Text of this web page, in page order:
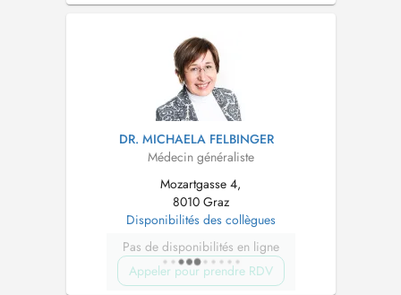
DR. MICHAELA FELBINGER
Médecin généraliste
Mozartgasse 4,
8010 Graz
Disponibilités des collègues
Pas de disponibilités en ligne
Appeler pour prendre RDV